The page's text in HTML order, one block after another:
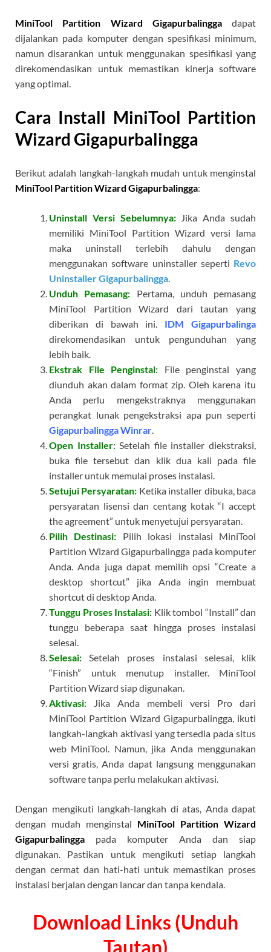
MiniTool Partition Wizard Gigapurbalinggadapat
dijalankan pada komputer dengan spesifikasi minimum,
namun disarankan untuk menggunakan spesifikasi yang
direkomendasikan untuk memastikan kinerja software
yang optimal.
Cara Install MiniTool Partition
Wizard Gigapurbalingga
Berikut adalah langkah-langkah mudah untuk menginstal
MiniTool Partition Wizard Gigapurbalingga:
Uninstall Versi Sebelumnya:Jika Anda sudah
memiliki MiniTool Partition Wizard versi lama
maka uninstall terlebih dahulu dengan
menggunakan software uninstaller seperti Revo
Uninstaller Gigapurbalingga.
Unduh Pemasang:
Pertama, unduh pemasang
MiniTool Partition Wizard dari tautan yang
diberikan di bawah ini. IDM Gigapurbalinga
direkomendasikan untuk pengunduhan yang
lebih baik.
Ekstrak File Penginstal: File penginstal yang
diunduh akan dalam format zip. Oleh karena itu
Anda perlu mengekstraknya menggunakan
perangkat lunak pengekstraksi apa pun seperti
Gigapurbalingga Winrar.
Open Installer: Setelah file installer diekstraksi,
buka file tersebut dan klik dua kali pada file
installer untuk memulai proses instalasi.
Setujui Persyaratan: Ketika installer dibuka, baca
persyaratan lisensi dan centang kotak “I accept
the agreement” untuk menyetujui persyaratan.
Pilih Destinasi: Pilih lokasi instalasi MiniTool
Partition Wizard Gigapurbalingga pada komputer
Anda. Anda juga dapat memilih opsi “Create a
desktop shortcut” jika Anda ingin membuat
shortcut di desktop Anda.
Tunggu Proses Instalasi: Klik tombol “Install” dan
tunggu beberapa saat hingga proses instalasi
selesai.
Selesai:
Setelah proses instalasi selesai, klik
“Finish” untuk menutup installer. MiniTool
Partition Wizard siap digunakan.
Aktivasi:
Jika Anda membeli versi Pro dari
MiniTool Partition Wizard Gigapurbalingga, ikuti
langkah-langkah aktivasi yang tersedia pada situs
web MiniTool. Namun, jika Anda menggunakan
versi gratis, Anda dapat langsung menggunakan
software tanpa perlu melakukan aktivasi.
Dengan mengikuti langkah-langkah di atas, Anda dapat
dengan mudah menginstal MiniTool Partition Wizard
Gigapurbalingga pada komputer Anda dan siap
digunakan. Pastikan untuk mengikuti setiap langkah
dengan cermat dan hati-hati untuk memastikan proses
instalasi berjalan dengan lancar dan tanpa kendala.
Download Links (Unduh
Tautan)